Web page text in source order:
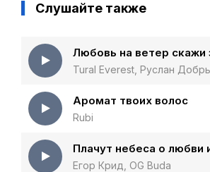
Слушайте также
Tural Everest, Руслан
Аромат твоих волос
Rubi
Плачут небеса о любви
Егор Крид, OG Buda